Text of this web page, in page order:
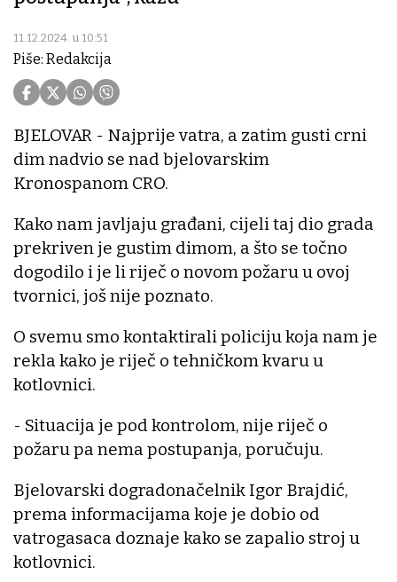
11.12.2024. u 10:51
Piše: Redakcija
BJELOVAR - Najprije vatra, a zatim gusti crni
dim nadvio se nad bjelovarskim
Kronospanom CRO.
Kako nam javljaju građani, cijeli taj dio grada
prekriven je gustim dimom, a što se točno
dogodilo i je li riječ o novom požaru u ovoj
tvornici, još nije poznato.
O svemu smo kontaktirali policiju koja nam je
rekla kako je riječ o tehničkom kvaru u
kotlovnici.
- Situacija je pod kontrolom, nije riječ o
požaru pa nema postupanja, poručuju.
Bjelovarski dogradonačelnik Igor Brajdić,
prema informacijama koje je dobio od
vatrogasaca doznaje kako se zapalio stroj u
kotlovnici.